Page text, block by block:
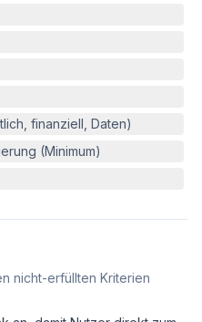
finanziell, Daten)
(Minimum)
nicht-erfüllten Kriterien